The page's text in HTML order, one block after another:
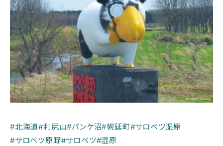
#北海道#利尻山#パンケ沼#幌延町#サロベツ湿原
#サロベツ原野#サロベツ#湿原